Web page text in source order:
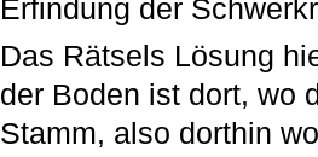
Erfindung der
Das Rätsels Lösung
der Boden ist dort, wo
Stamm, also dorthin